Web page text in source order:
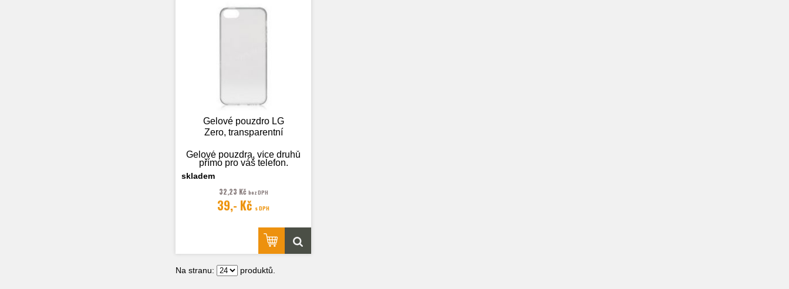
Gelové pouzdro LG
Zero, transparentní
Gelové pouzdra, více druhů
přímo pro váš telefon.
Fotografie je pouze
ilustrační.
skladem
32,23 Kč bez DPH
39,- Kč s DPH
Na stranu: produktů.